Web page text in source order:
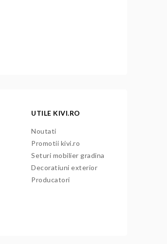
UTILE KIVI.RO
Noutati
Promotii kivi.ro
Seturi mobilier gradina
Decoratiuni exterior
Producatori